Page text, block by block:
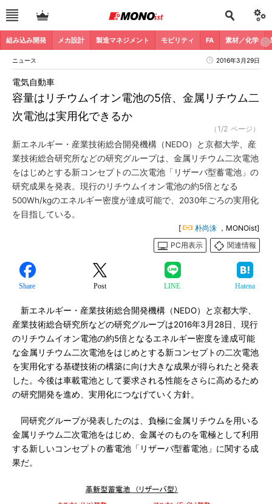
組み込み開発 メカ設計 製造マネジメント モビリティ FA 素材／化学
ニュース 2016年3月29日
容量はリチウムイオン電池の5倍、金属リチウム二
次電池は実用化できるか
電気自動車
（1/2 ページ）
新エネルギー・産業技術総合開発機構（NEDO）と京都大学、産
業技術総合研究所などの研究グループは、金属リチウム二次電池
をはじめとする新コンセプトの二次電池「リザーバ型蓄電池」の
研究成果を発表。現行のリチウムイオン電池の約5倍となる
500Wh/kgのエネルギー密度が達成可能で、2030年ごろの実用化
を目指している。
[ 朴尚洙 ，MONOist]
PC用表示
関連情報
Share Post LINE Hatena
新エネルギー・産業技術総合開発機構（NEDO）と京都大学、
産業技術総合研究所などの研究グループは2016年3月28日、現行
のリチウムイオン電池の約5倍となるエネルギー密度を達成可能
な金属リチウム二次電池をはじめとする新コンセプトの二次電池
を実用化する基礎技術の構築に向け大きな成果が得られたと発表
した。今後は車載電池として要求される性能をさらに高めるため
の研究開発を進め、実用化につなげていく方針。
同研究グループが発表したのは、負極に金属リチウムを用いる
金属リチウム二次電池をはじめ、金属そのものを電極として利用
する新しいコンセプトの蓄電池「リザーバ型蓄電池」に関する成
果だ。